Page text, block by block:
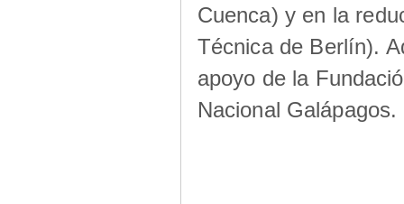
Cuenca) y en la
Técnica de Berlín).
apoyo de la
Nacional Galápagos.